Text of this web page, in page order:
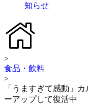
知らせ
>
食品・飲料
>
「うますぎて感動」
ーアップして復活中